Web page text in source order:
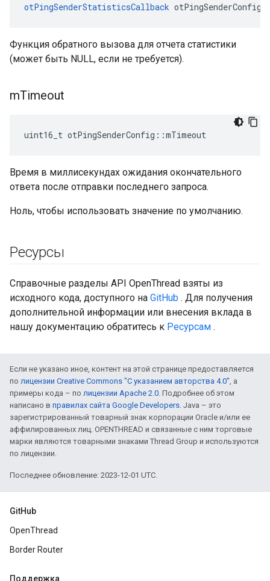
otPingSenderStatisticsCallback otPingSenderConfig
Функция обратного вызова для отчета статистики
(может быть NULL, если не требуется).
mTimeout
uint16_t otPingSenderConfig ::mTimeout
Время в миллисекундах ожидания окончательного
ответа после отправки последнего запроса.
Ноль, чтобы использовать значение по умолчанию.
Ресурсы
Справочные разделы API OpenThread взяты из
исходного кода, доступного на GitHub . Для получения
дополнительной информации или внесения вклада в
нашу документацию обратитесь к Ресурсам .
Если не указано иное, контент на этой странице предоставляется
по лицензии Creative Commons "С указанием авторства 4.0", а
примеры кода – по лицензии Apache 2.0. Подробнее об этом
написано в правилах сайта Google Developers. Java – это
зарегистрированный товарный знак корпорации Oracle и/или ее
аффилированных лиц. OPENTHREAD и связанные с ним торговые
марки являются товарными знаками Thread Group и используются
по лицензии.
Последнее обновление: 2023-12-01 UTC.
GitHub
OpenThread
Border Router
Поддержка